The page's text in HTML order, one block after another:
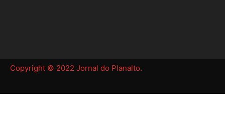
Copyright © 2022 Jornal do Planalto.